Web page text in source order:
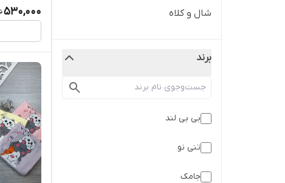
شال و کلاه
برند
بی بی لند
تنی نو
جامک
530,000